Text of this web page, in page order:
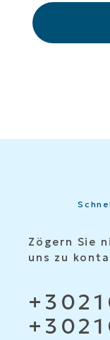
Zögern Sie
uns zu